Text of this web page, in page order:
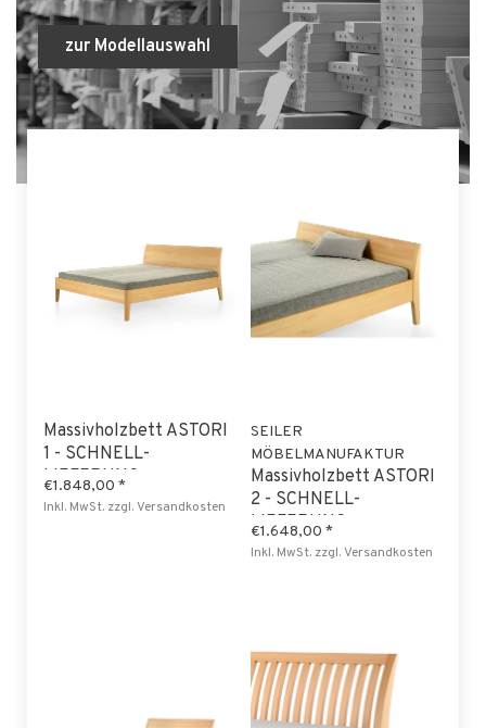
zur Modellauswahl
Massivholzbett ASTORI
1 - SCHNELL-
LIEFERUNG
€1.848,00 *
Inkl. MwSt. zzgl.Versandkosten
SEILER
MÖBELMANUFAKTUR
Massivholzbett ASTORI
2 - SCHNELL-
LIEFERUNG
€1.648,00 *
Inkl. MwSt. zzgl.Versandkosten